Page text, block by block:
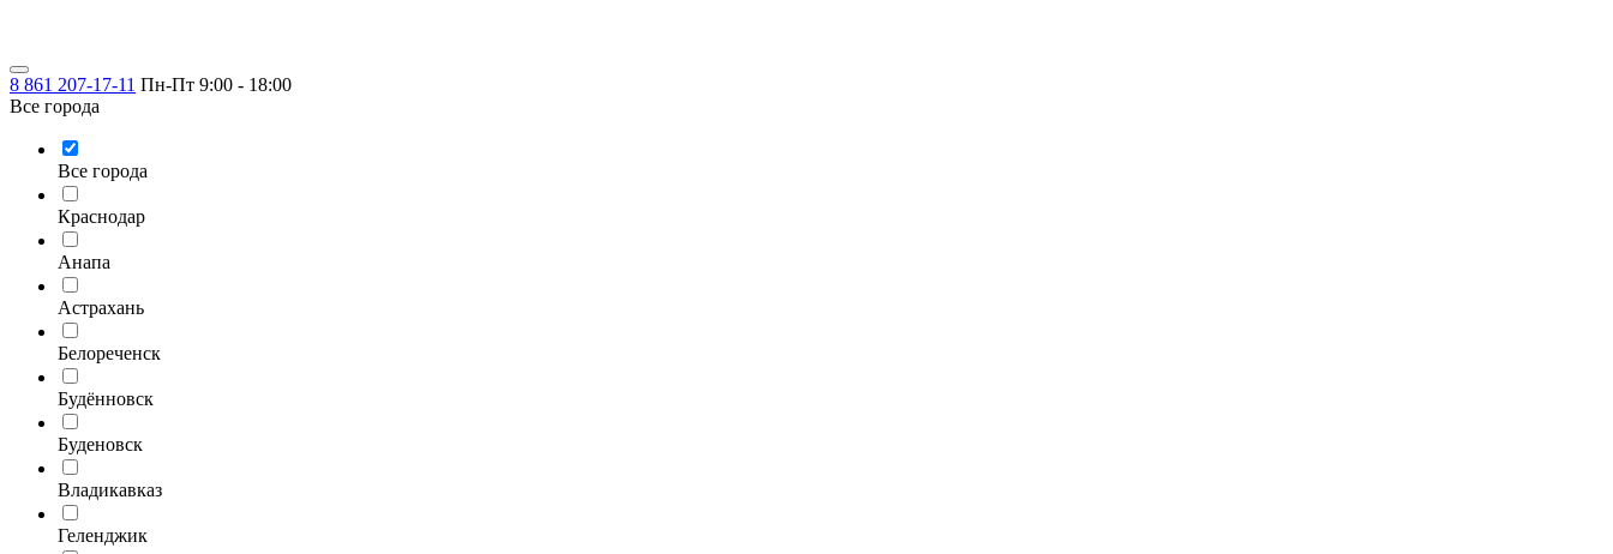
8 861 207-17-11 Пн-Пт 9:00 - 18:00
Все города
Все города
Краснодар
Анапа
Астрахань
Белореченск
Будённовск
Буденовск
Владикавказ
Геленджик